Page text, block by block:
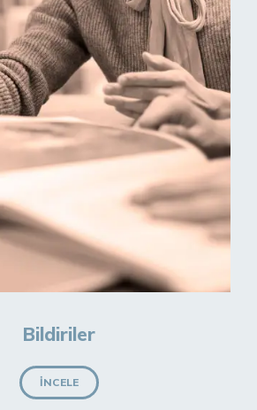
Bildiriler
İNCELE